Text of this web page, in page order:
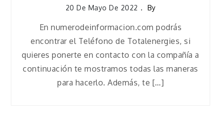
20 De Mayo De 2022 By
En numerodeinformacion.com podrás
encontrar el Teléfono de Totalenergies, si
quieres ponerte en contacto con la compañía a
continuación te mostramos todas las maneras
para hacerlo. Además, te […]